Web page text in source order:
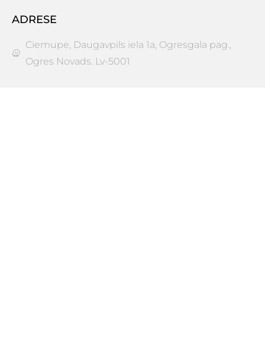
ADRESE
Ciemupe, Daugavpils iela 1a, Ogresgala pag.,
Ogres Novads. Lv-5001